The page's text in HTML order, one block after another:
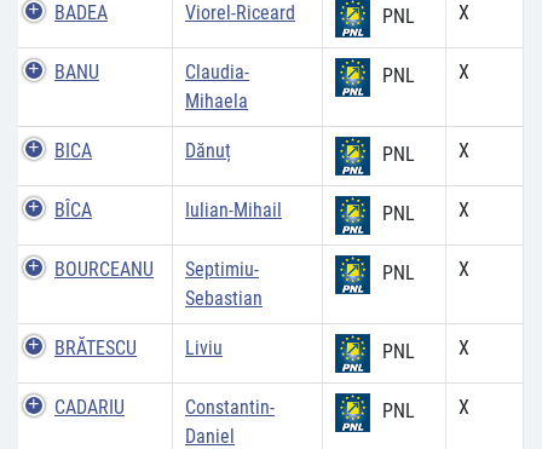
BADEA Viorel-Riceard PNL X
BANU
Claudia-
Mihaela
PNL X
BICA Dănuț PNL X
BÎCA Iulian-Mihail PNL X
BOURCEANU
Septimiu-
Sebastian
PNL X
BRĂTESCU Liviu PNL X
CADARIU
Constantin-
Daniel
PNL X